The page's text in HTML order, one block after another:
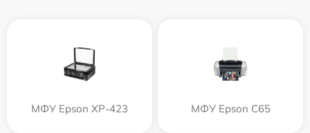
МФУ Epson XP-423 МФУ Epson C65